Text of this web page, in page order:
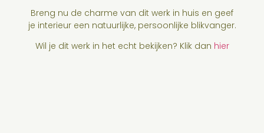
Breng nu de charme van dit werk in huis en geef
je interieur een natuurlijke, persoonlijke blikvanger.
Wil je dit werk in het echt bekijken? Klik dan hier